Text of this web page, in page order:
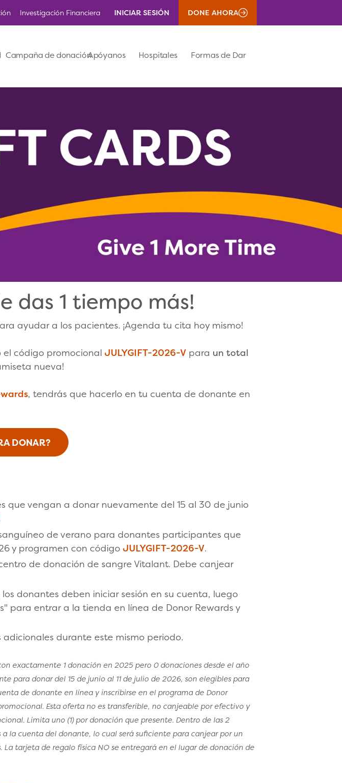
Investigación Financiera INICIAR SESIÓN DONE AHORA
Campaña de donaciónApóyanos Hospitales Formas de Dar
das 1 tiempo más!
ayudar a los pacientes. ¡Agenda tu cita hoy mismo!
el código promocional JULYGIFT-2026-V para un total
nueva!
, tendrás que hacerlo en tu cuenta de donante en
DONAR?
vengan a donar nuevamente del 15 al 30 de junio
de verano para donantes participantes que
y programen con código JULYGIFT-2026-V.
de donación de sangre Vitalant. Debe canjear
donantes deben iniciar sesión en su cuenta, luego
para entrar a la tienda en línea de Donor Rewards y
durante este mismo periodo.
exactamente 1 donación en 2025 pero 0 donaciones desde el año
para donar del 15 de junio al 11 de julio de 2026, son elegibles para
de donante en línea y inscribirse en el programa de Donor
Esta oferta no es transferible, no canjeable por efectivo y
Limita uno (1) por donación que presente. Dentro de las 2
la cuenta del donante, lo cual será suficiente para canjear por un
tarjeta de regalo física NO se entregará en el lugar de donación de